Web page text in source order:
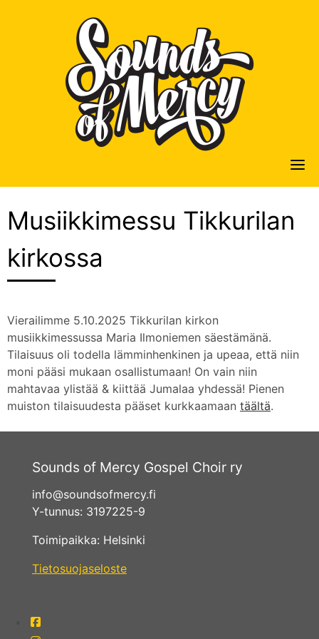
Musiikkimessu Tikkurilan
kirkossa
Vierailimme 5.10.2025 Tikkurilan kirkon
musiikkimessussa Maria Ilmoniemen säestämänä.
Tilaisuus oli todella lämminhenkinen ja upeaa, että niin
moni pääsi mukaan osallistumaan! On vain niin
mahtavaa ylistää & kiittää Jumalaa yhdessä! Pienen
muiston tilaisuudesta pääset kurkkaamaan täältä.
Sounds of Mercy Gospel Choir ry
info@soundsofmercy.fi
Y-tunnus: 3197225-9
Toimipaikka: Helsinki
Tietosuojaseloste
fab
fa-